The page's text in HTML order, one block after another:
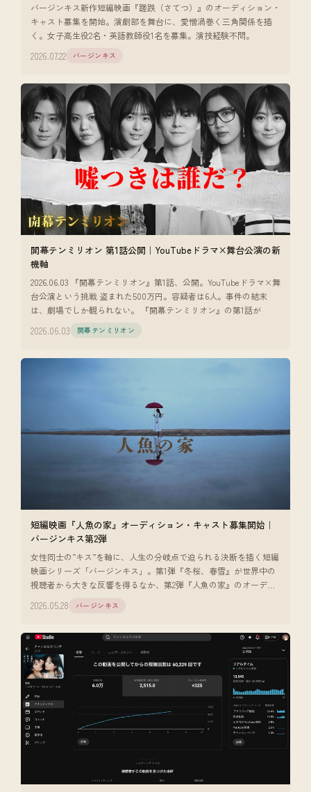
バージンキス新作短編映画『蹉跌（さてつ）』のオーディション・
キャスト募集を開始。演劇部を舞台に、愛憎渦巻く三角関係を描
く。女子高生役2名・英語教師役1名を募集。演技経験不問。
2026.07.22 バージンキス
開幕テンミリオン 第1話公開｜YouTubeドラマ×舞台公演の新
機軸
2026.06.03 『開幕テンミリオン』第1話、公開。YouTubeドラマ×舞
台公演という挑戦 盗まれた500万円。容疑者は6人。事件の結末
は、劇場でしか観られない。 『開幕テンミリオン』の第1話が
2026.06.03 開幕テンミリオン
短編映画『人魚の家』オーディション・キャスト募集開始｜
バージンキス第2弾
女性同士の”キス”を軸に、人生の分岐点で迫られる決断を描く短編
映画シリーズ「バージンキス」。第1弾『冬桜、春雪』が世界中の
視聴者から大きな反響を得るなか、第2弾『人魚の家』のオーディ
2026.05.28 バージンキス